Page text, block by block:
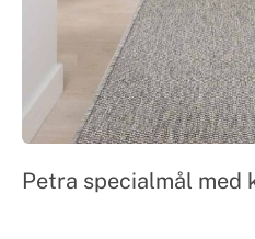
Petra specialmål med